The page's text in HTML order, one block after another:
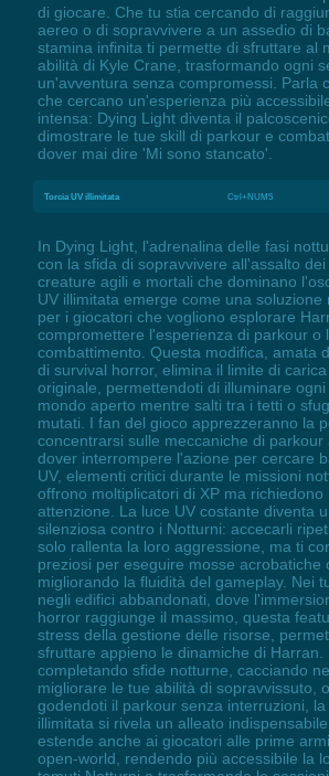
di giocare. Che tu stia cercando di
aereo o di sopravvivere a un assedio di
stamina infinita ti permette di sfruttare al
abilità di Kyle Crane, trasformando ogni
un'avventura senza compromessi. Parla
che cercano un'esperienza più
intensa: Dying Light diventa il
dimostrare le tue skill di parkour e
dover mai dire 'Mi sono stancato'.
Torcia UV illimitata Ctrl+NUM5
In Dying Light, l'adrenalina delle fasi
con la sfida di sopravvivere all'assalto dei
creature agili e mortali che dominano
UV illimitata emerge come una soluzione
per i giocatori che vogliono esplorare
compromettere l'esperienza di parkour o
combattimento. Questa modifica, amata
di survival horror, elimina il limite di
originale, permettendoti di illuminare
mondo aperto mentre salti tra i tetti o
mutati. I fan del gioco apprezzeranno la
concentrarsi sulle meccaniche di parkour
dover interrompere l'azione per cercare
UV, elementi critici durante le missioni
offrono moltiplicatori di XP ma richiedono
attenzione. La luce UV costante diventa
silenziosa contro i Notturni: accecarli
solo rallenta la loro aggressione, ma ti
preziosi per eseguire mosse acrobatiche
migliorando la fluidità del gameplay. Nei
negli edifici abbandonati, dove
horror raggiunge il massimo, questa
stress della gestione delle risorse,
sfruttare appieno le dinamiche di Harran.
completando sfide notturne, cacciando
migliorare le tue abilità di sopravvissuto,
godendoti il parkour senza interruzioni, la
illimitata si rivela un alleato
estende anche ai giocatori alle prime
open-world, rendendo più accessibile la